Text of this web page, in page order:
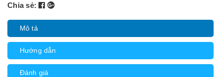
Chia sẻ:
Mô tả
Hướng dẫn
Đánh giá